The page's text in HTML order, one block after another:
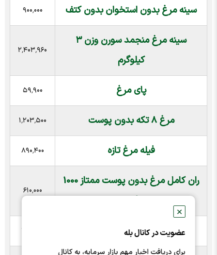
✕
عضویت در کانال بله
برای دریافت اخبار مهم بازار سرمایه، به کانال
سینه مرغ بدون استخوان بدون کتف ۹۰۰٬۰۰۰
سینه مرغ منجمد سورن وزن ۳
کیلوگرم
۲٬۴۰۳٬۹۶۰
پای مرغ ۵۹٬۹۰۰
مرغ 8 تکه بدون پوست ۱٬۲۰۳٬۵۰۰
فیله مرغ تازه ۸۹۰٬۴۰۰
ران کامل مرغ بدون پوست ممتاز 1000
۶۱۰٬۰۰۰
ران مرغ ۳۸۰٬۰۰۰